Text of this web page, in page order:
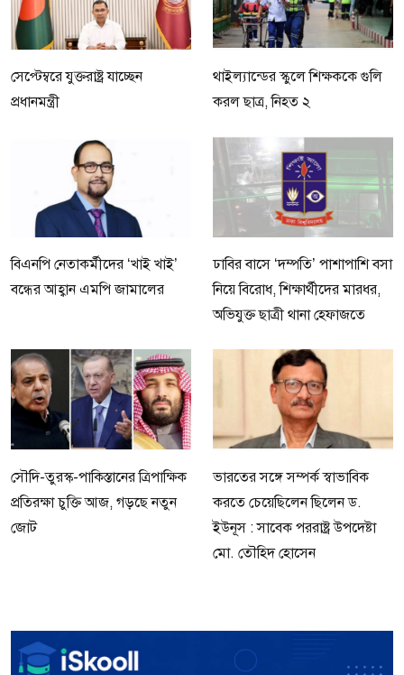
সেপ্টেম্বরে যুক্তরাষ্ট্র যাচ্ছেন
প্রধানমন্ত্রী
থাইল্যান্ডের স্কুলে শিক্ষককে গুলি
করল ছাত্র, নিহত ২
বিএনপি নেতাকর্মীদের ‘খাই খাই’
বন্ধের আহ্বান এমপি জামালের
ঢাবির বাসে ‘দম্পতি’ পাশাপাশি বসা
নিয়ে বিরোধ, শিক্ষার্থীদের মারধর,
অভিযুক্ত ছাত্রী থানা হেফাজতে
সৌদি-তুরস্ক-পাকিস্তানের ত্রিপাক্ষিক
প্রতিরক্ষা চুক্তি আজ, গড়ছে নতুন
জোট
ভারতের সঙ্গে সম্পর্ক স্বাভাবিক
করতে চেয়েছিলেন ছিলেন ড.
ইউনূস : সাবেক পররাষ্ট্র উপদেষ্টা
মো. তৌহিদ হোসেন